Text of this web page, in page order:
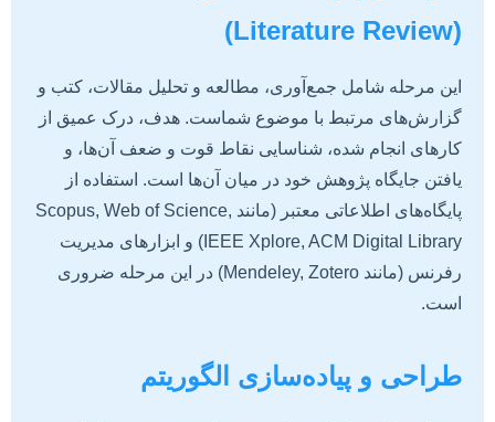
(Literature Review)
این مرحله شامل جمع‌آوری، مطالعه و تحلیل مقالات، کتب و
گزارش‌های مرتبط با موضوع شماست. هدف، درک عمیق از
کارهای انجام شده، شناسایی نقاط قوت و ضعف آن‌ها، و
یافتن جایگاه پژوهش خود در میان آن‌ها است. استفاده از
پایگاه‌های اطلاعاتی معتبر (مانند Scopus, Web of Science,
IEEE Xplore, ACM Digital Library) و ابزارهای مدیریت
رفرنس (مانند Mendeley, Zotero) در این مرحله ضروری
است.
طراحی و پیاده‌سازی الگوریتم